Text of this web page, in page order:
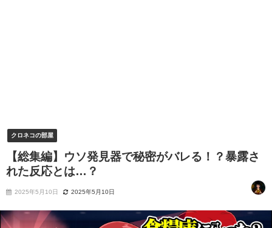
クロネコの部屋
【総集編】ウソ発見器で秘密がバレる！？暴露さ
れた反応とは…？
2025年5月10日 2025年5月10日